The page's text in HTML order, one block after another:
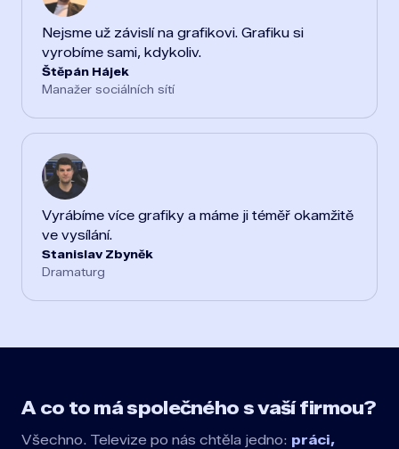
Nejsme už závislí na grafikovi. Grafiku si
vyrobíme sami, kdykoliv.
Štěpán Hájek
Manažer sociálních sítí
Vyrábíme více grafiky a máme ji téměř okamžitě
ve vysílání.
Stanislav Zbyněk
Dramaturg
A co to má společného s vaší firmou?
Všechno. Televize po nás chtěla jedno: práci,